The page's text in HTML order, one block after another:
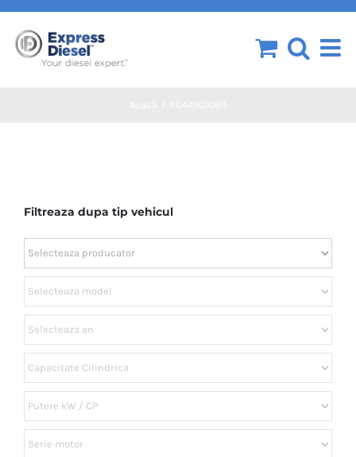
Skip
content
Filtreaza dupa tip vehicul